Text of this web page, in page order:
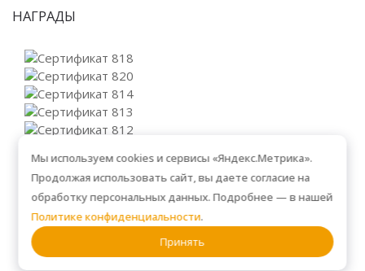
НАГРАДЫ
Посмотреть все разделы
Мы используем cookies и сервисы «Яндекс.Метрика».
Продолжая использовать сайт, вы даете согласие на
обработку персональных данных. Подробнее — в нашей
Политике конфиденциальности.
Принять